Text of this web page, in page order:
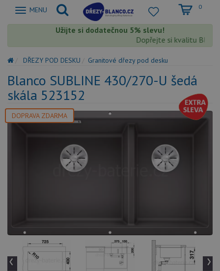
Zobrazit
MENU 0
Užijte si dodatečnou 5% slevu!
Dopřejte si kvalitu Blanco
DŘEZY POD DESKU Granitové dřezy pod desku
Blanco SUBLINE 430/270-U šedá
skála 523152
DOPRAVA ZDARMA
‹ ›